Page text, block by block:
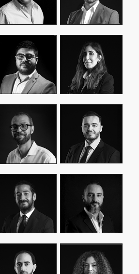
ALEX AXIOTIS
CEO & FOUNDER
AMIN FARES
GENERAL
MANAGER
MALIK IRAQI
MANAGING
DIRECTOR
YASMINE MYRIAM
DIRECTOR OF
OPERATIONS –
PUBLIC RELATIONS
AMINE LAGSSIR
STRATEGY
DIRECTOR
KARIM BENKIRAN
CHIEF CREATIVE
OFFICER
WALID BAHYA
BUSINESS LEAD
GROUP
SAMI SABER
MEDIA RELATIONS
DIRECTOR